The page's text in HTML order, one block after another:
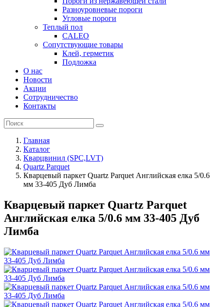
Разноуровневые пороги
Угловые пороги
Теплый пол
CALEO
Сопутствующие товары
Клей, герметик
Подложка
О нас
Новости
Акции
Сотрудничество
Контакты
Главная
Каталог
Кварцвинил (SPC,LVT)
Quartz Parquet
Кварцевый паркет Quartz Parquet Английская елка 5/0.6
мм 33-405 Дуб Лимба
Кварцевый паркет Quartz Parquet
Английская елка 5/0.6 мм 33-405 Дуб
Лимба